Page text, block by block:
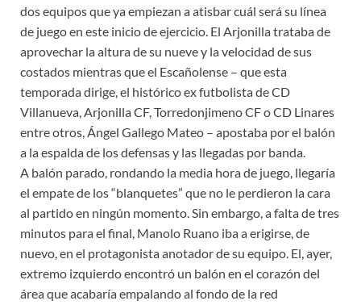
dos equipos que ya empiezan a atisbar cuál será su línea
de juego en este inicio de ejercicio. El Arjonilla trataba de
aprovechar la altura de su nueve y la velocidad de sus
costados mientras que el Escañolense – que esta
temporada dirige, el histórico ex futbolista de CD
Villanueva, Arjonilla CF, Torredonjimeno CF o CD Linares
entre otros, Ángel Gallego Mateo – apostaba por el balón
a la espalda de los defensas y las llegadas por banda.
A balón parado, rondando la media hora de juego, llegaría
el empate de los “blanquetes” que no le perdieron la cara
al partido en ningún momento. Sin embargo, a falta de tres
minutos para el final, Manolo Ruano iba a erigirse, de
nuevo, en el protagonista anotador de su equipo. El, ayer,
extremo izquierdo encontró un balón en el corazón del
área que acabaría empalando al fondo de la red